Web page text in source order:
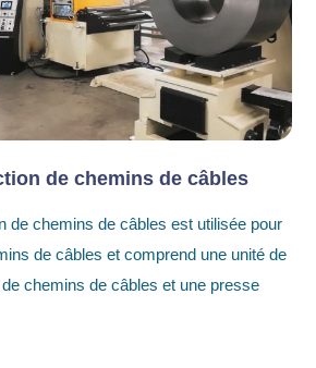
de chemins de câbles
de chemins de câbles est utilisée pour
de câbles et comprend une unité de
chemins de câbles et une presse